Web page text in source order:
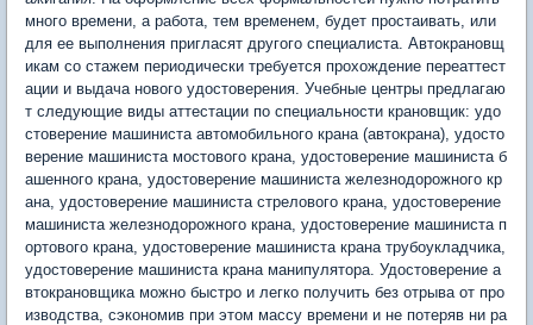
много времени, а работа, тем временем, будет простаивать, или
для ее выполнения пригласят другого специалиста. Автокрановщ
икам со стажем периодически требуется прохождение переаттест
ации и выдача нового удостоверения. Учебные центры предлагаю
т следующие виды аттестации по специальности крановщик: удо
стоверение машиниста автомобильного крана (автокрана), удосто
верение машиниста мостового крана, удостоверение машиниста б
ашенного крана, удостоверение машиниста железнодорожного кр
ана, удостоверение машиниста стрелового крана, удостоверение
машиниста железнодорожного крана, удостоверение машиниста п
ортового крана, удостоверение машиниста крана трубоукладчика,
удостоверение машиниста крана манипулятора. Удостоверение а
втокрановщика можно быстро и легко получить без отрыва от про
изводства, сэкономив при этом массу времени и не потеряв ни ра